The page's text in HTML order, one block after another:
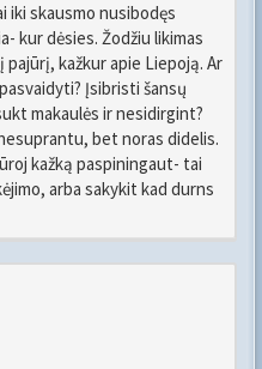
iki skausmo nusibodęs
kur dėsies. Žodžiu likimas
kažkur apie Liepoją. Ar
Įsibristi šansų
makaulės ir nesidirgint?
bet noras didelis.
kažką paspiningaut- tai
arba sakykit kad durns